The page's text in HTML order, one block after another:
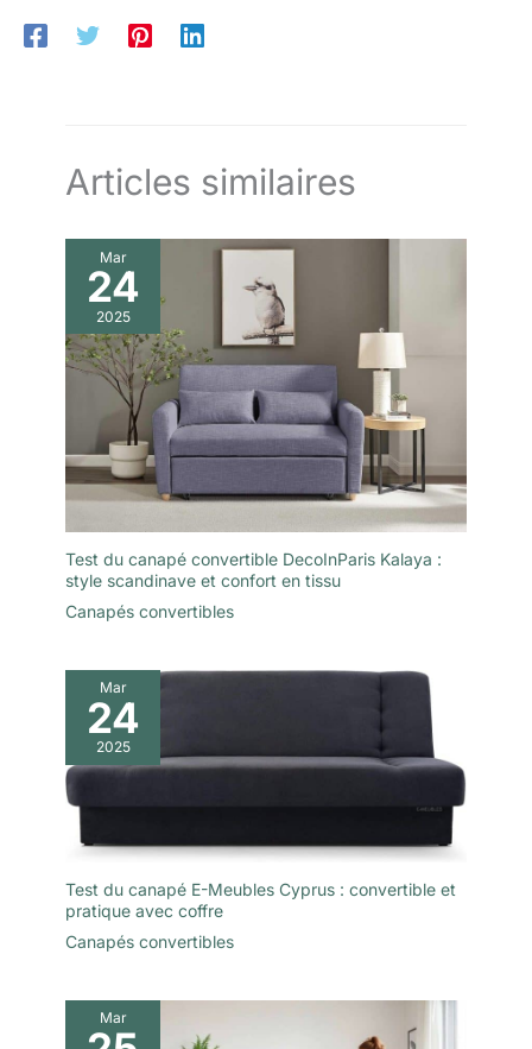
Articles similaires
Mar
24
2025
Test du canapé convertible DecoInParis Kalaya :
style scandinave et confort en tissu
Canapés convertibles
Mar
24
2025
Test du canapé E-Meubles Cyprus : convertible et
pratique avec coffre
Canapés convertibles
Mar